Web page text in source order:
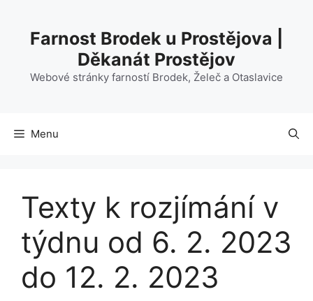
obsahFarnost Brodek u Prostějova |
Děkanát Prostějov
Webové stránky farností Brodek, Želeč a Otaslavice
Menu
Texty k rozjímání v
týdnu od 6. 2. 2023
do 12. 2. 2023